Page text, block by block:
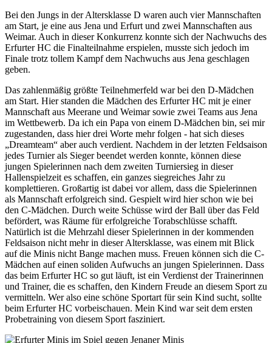
Bei den Jungs in der Altersklasse D waren auch vier Mannschaften
am Start, je eine aus Jena und Erfurt und zwei Mannschaften aus
Weimar. Auch in dieser Konkurrenz konnte sich der Nachwuchs des
Erfurter HC die Finalteilnahme erspielen, musste sich jedoch im
Finale trotz tollem Kampf dem Nachwuchs aus Jena geschlagen
geben.
Das zahlenmäßig größte Teilnehmerfeld war bei den D-Mädchen
am Start. Hier standen die Mädchen des Erfurter HC mit je einer
Mannschaft aus Meerane und Weimar sowie zwei Teams aus Jena
im Wettbewerb. Da ich ein Papa von einem D-Mädchen bin, sei mir
zugestanden, dass hier drei Worte mehr folgen - hat sich dieses
„Dreamteam“ aber auch verdient. Nachdem in der letzten Feldsaison
jedes Turnier als Sieger beendet werden konnte, können diese
jungen Spielerinnen nach dem zweiten Turniersieg in dieser
Hallenspielzeit es schaffen, ein ganzes siegreiches Jahr zu
komplettieren. Großartig ist dabei vor allem, dass die Spielerinnen
als Mannschaft erfolgreich sind. Gespielt wird hier schon wie bei
den C-Mädchen. Durch weite Schüsse wird der Ball über das Feld
befördert, was Räume für erfolgreiche Torabschlüsse schafft.
Natürlich ist die Mehrzahl dieser Spielerinnen in der kommenden
Feldsaison nicht mehr in dieser Altersklasse, was einem mit Blick
auf die Minis nicht Bange machen muss. Freuen können sich die C-
Mädchen auf einen soliden Aufwuchs an jungen Spielerinnen. Dass
das beim Erfurter HC so gut läuft, ist ein Verdienst der Trainerinnen
und Trainer, die es schaffen, den Kindern Freude an diesem Sport zu
vermitteln. Wer also eine schöne Sportart für sein Kind sucht, sollte
beim Erfurter HC vorbeischauen. Mein Kind war seit dem ersten
Probetraining von diesem Sport fasziniert.